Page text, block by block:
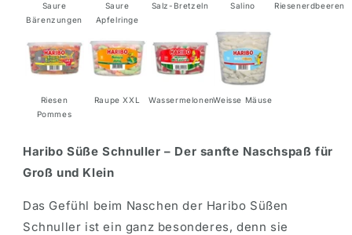
Saure
Bärenzungen
Saure
Apfelringe
Salz-Bretzeln Salino Riesenerdbeeren
Riesen
Pommes
Raupe XXL WassermelonenWeisse Mäuse
Haribo Süße Schnuller – Der sanfte Naschspaß für
Groß und Klein
Das Gefühl beim Naschen der Haribo Süßen
Schnuller ist ein ganz besonderes, denn sie